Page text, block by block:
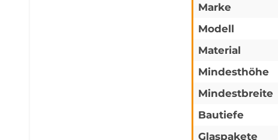
Marke
Modell
Material
Mindesthöhe
Mindestbreite
Bautiefe
Glaspakete